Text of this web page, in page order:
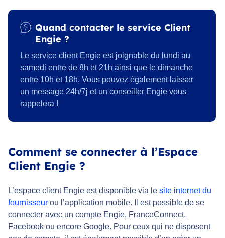
Quand contacter le service Client
Engie ?
Le service client Engie est joignable du lundi au
samedi entre de 8h et 21h ainsi que le dimanche
entre 10h et 18h. Vous pouvez également laisser
un message 24h/7j et un conseiller Engie vous
rappelera !
Comment se connecter à l’Espace
Client Engie ?
L’espace client Engie est disponible via le site internet du
fournisseur ou l’application mobile. Il est possible de se
connecter avec un compte Engie, FranceConnect,
Facebook ou encore Google. Pour ceux qui ne disposent